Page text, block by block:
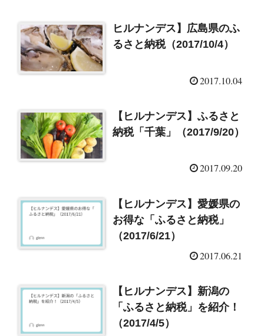
ヒルナンデス】広島県のふ
るさと納税（2017/10/4）
2017.10.04
【ヒルナンデス】ふるさと
納税「千葉」（2017/9/20）
2017.09.20
【ヒルナンデス】愛媛県の
お得な「ふるさと納税」
（2017/6/21）
2017.06.21
【ヒルナンデス】新潟の
「ふるさと納税」を紹介！
（2017/4/5）